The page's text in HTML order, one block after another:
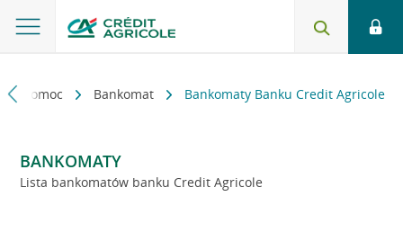
i pomoc Bankomat Bankomaty Banku Credit Agricole
BANKOMATY
Lista bankomatów banku Credit Agricole